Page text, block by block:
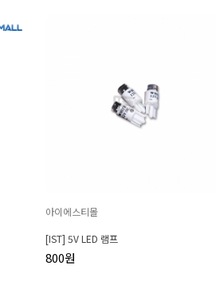
아이에스티몰
[IST] 5V LED 램프
800원